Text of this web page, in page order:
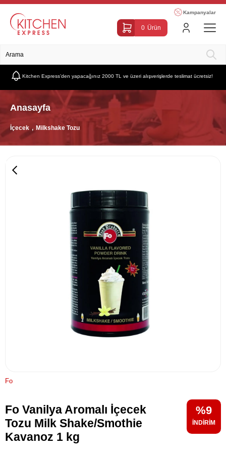
Kampanyalar
0 Ürün
Kitchen Express’den yapacağınız 2000 TL ve üzeri alışverişlerde teslimat ücretsiz!
Anasayfa
İçecek Milkshake Tozu
Fo
Fo Vanilya Aromalı İçecek
Tozu Milk Shake/Smothie
Kavanoz 1 kg
9